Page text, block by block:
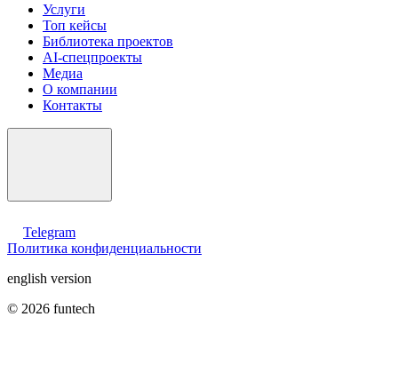
Услуги
Топ кейсы
Библиотека проектов
AI-спецпроекты
Медиа
О компании
Контакты
Telegram
Политика конфиденциальности
english version
© 2026 funtech